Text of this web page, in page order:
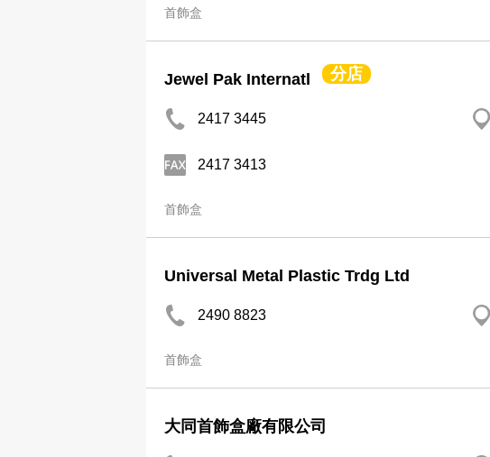
首飾盒
Jewel Pak Internatl 分店
2417 3445
2417 3413
首飾盒
Universal Metal Plastic Trdg Ltd
2490 8823
首飾盒
大同首飾盒廠有限公司